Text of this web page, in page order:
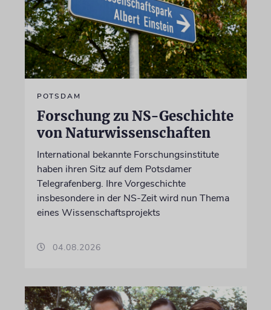
POTSDAM
Forschung zu NS-Geschichte
von Naturwissenschaften
International bekannte Forschungsinstitute
haben ihren Sitz auf dem Potsdamer
Telegrafenberg. Ihre Vorgeschichte
insbesondere in der NS-Zeit wird nun Thema
eines Wissenschaftsprojekts
04.08.2026